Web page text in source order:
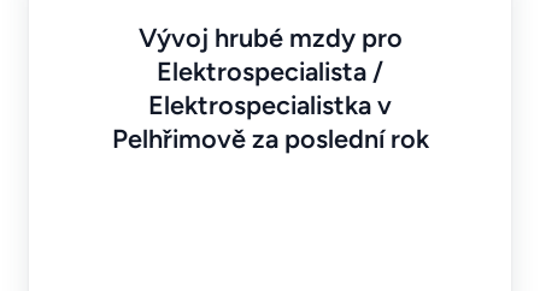
Vývoj hrubé mzdy pro
Elektrospecialista /
Elektrospecialistka v
Pelhřimově za poslední rok